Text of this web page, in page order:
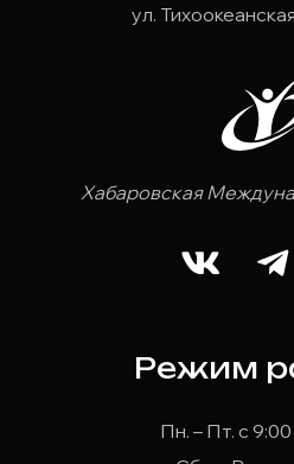
ул.
Хабаровская
Режим
Пн. – Пт. с